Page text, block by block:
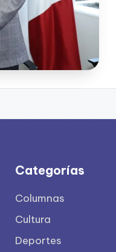
Categorías
Columnas
Cultura
Deportes